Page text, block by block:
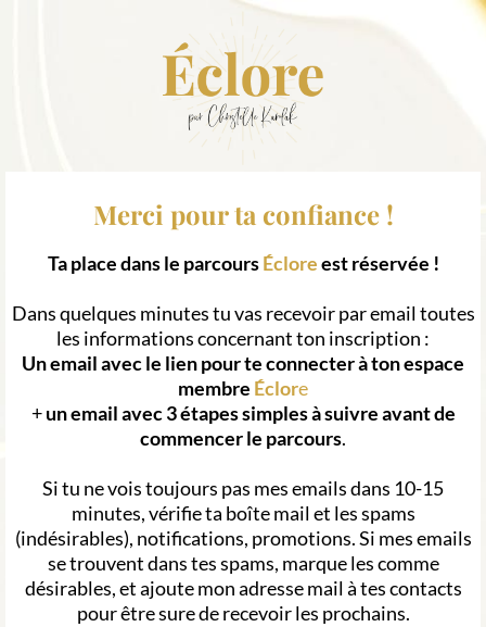
Merci pour ta confiance !
Ta place dans le parcoursÉcloreest réservée !
Dans quelques minutes tu vas recevoir par email toutes
les informations concernant ton inscription :
Un email avec le lien pour te connecter à ton espace
membre Éclore
+un email avec 3 étapes simples à suivre avant de
commencer le parcours.
Si tu ne vois toujours pas mes emails dans 10-15
minutes, vérifie ta boîte mail et les spams
(indésirables), notifications, promotions. Si mes emails
se trouvent dans tes spams, marque les comme
désirables, et ajoute mon adresse mail à tes contacts
pour être sure de recevoir les prochains.